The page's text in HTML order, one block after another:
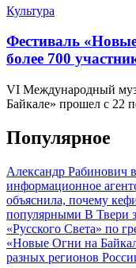
Культура
Фестиваль
более 700
VI Международный
Байкале» прошел с 22
Популярное
Александр Рабинович
информационное
объяснила, почему
популярными В Твери
«Русского Света» по
«Новые Огни на
разных регионов